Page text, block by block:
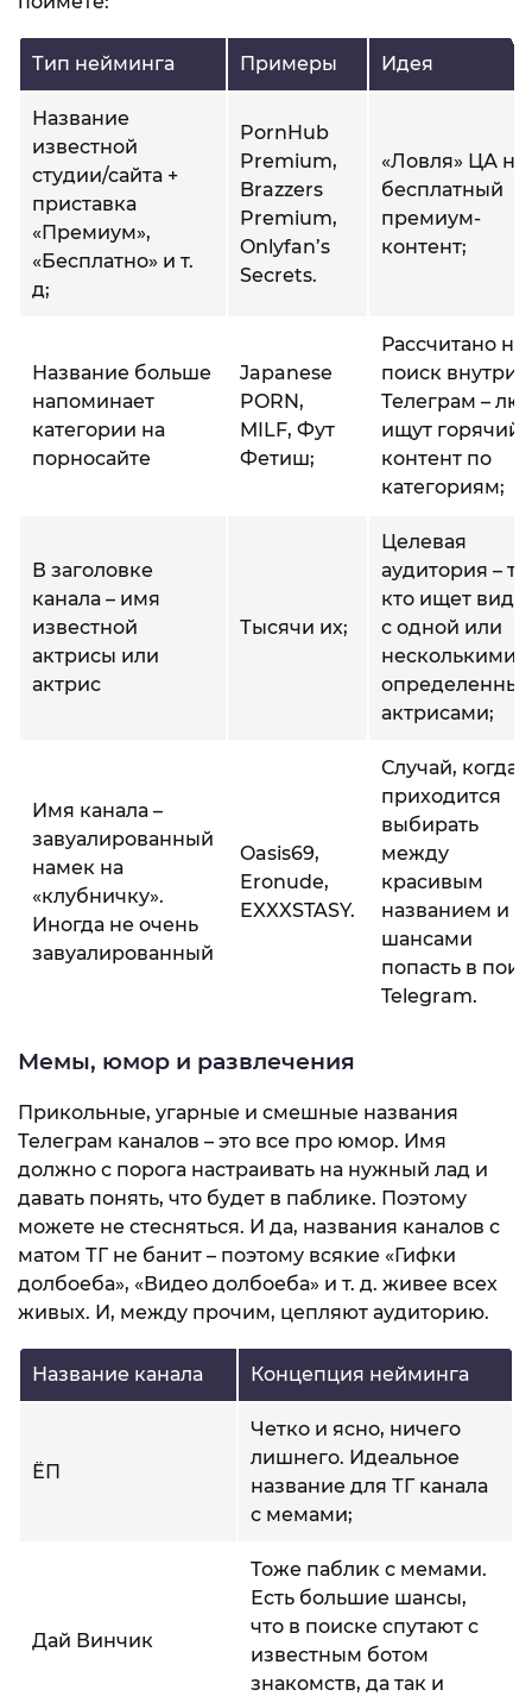
Тип нейминга Примеры Идея
Название
известной
студии/сайта +
приставка
«Премиум»,
«Бесплатно» и т.
д;
PornHub
Premium,
Brazzers
Premium,
Onlyfan’s
Seсrеts.
«Ловля» ЦА на
бесплатный
премиум-
контент;
Название больше
напоминает
категории на
порносайте
Japanese
PORN,
MILF, Фут
Фетиш;
Рассчитано на
поиск внутри
Телеграм –
ищут горячий
контент по
категориям;
В заголовке
канала – имя
известной
актрисы или
актрис
Тысячи их;
Целевая
аудитория – те,
кто ищет
с одной или
несколькими
актрисами;
Имя канала –
завуалированный
намек на
«клубничку».
Иногда не очень
завуалированный
Oasis69,
Eronude,
EXXXSTASY.
Случай, когда
приходится
выбирать
между
красивым
названием и
шансами
попасть в
Telegram.
Мемы, юмор и развлечения
Прикольные, угарные и смешные названия
Телеграм каналов – это все про юмор. Имя
должно с порога настраивать на нужный лад и
давать понять, что будет в паблике. Поэтому
можете не стесняться. И да, названия каналов с
матом ТГ не банит – поэтому всякие «Гифки
долбоеба», «Видео долбоеба» и т. д. живее всех
живых. И, между прочим, цепляют аудиторию.
Название канала Концепция нейминга
ЁП
Четко и ясно, ничего
лишнего. Идеальное
название для ТГ канала
с мемами;
Дай Винчик
Тоже паблик с мемами.
Есть большие шансы,
что в поиске спутают с
известным ботом
знакомств, да так и